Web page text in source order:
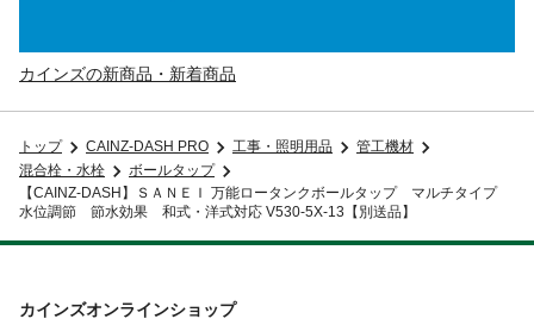
カインズの新商品・新着商品
トップ CAINZ-DASH PRO 工事・照明用品
管工機材
混合栓・水栓
ボールタップ
【CAINZ-DASH】ＳＡＮＥＩ 万能ロータンクボールタップ マルチタイプ
水位調節 節水効果 和式・洋式対応 V530-5X-13【別送品】
カインズオンラインショップ